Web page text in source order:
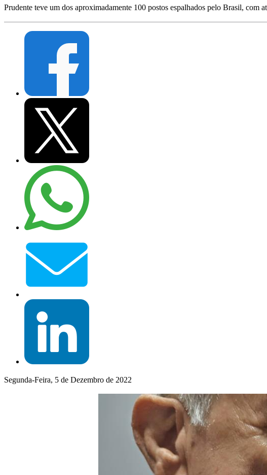
Prudente teve um dos aproximadamente 100 postos espalhados pelo Brasil, com
Segunda-Feira, 5 de Dezembro de 2022